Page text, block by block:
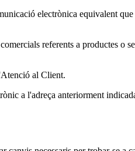
electrònica equivalent que
referents a productes o
al Client.
a l'adreça anteriorment